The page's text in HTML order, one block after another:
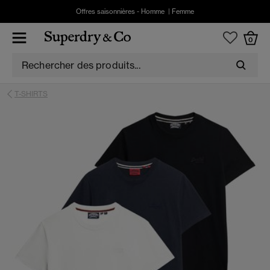
Offres saisonnières - Homme Femme
0
T-SHIRTS